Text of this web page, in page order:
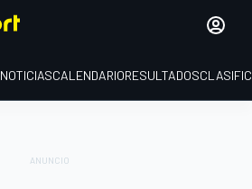
NOTICIASCALENDARIORESULTADOS